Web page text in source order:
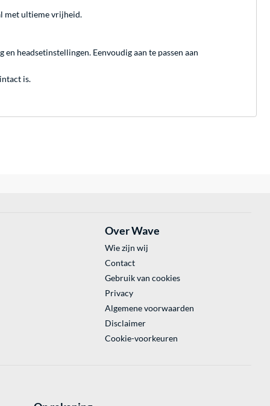
met ultieme vrijheid.
headsetinstellingen. Eenvoudig aan te passen aan
is.
Over Wave
Wie zijn wij
Contact
Gebruik van cookies
Privacy
Algemene voorwaarden
Disclaimer
Cookie-voorkeuren